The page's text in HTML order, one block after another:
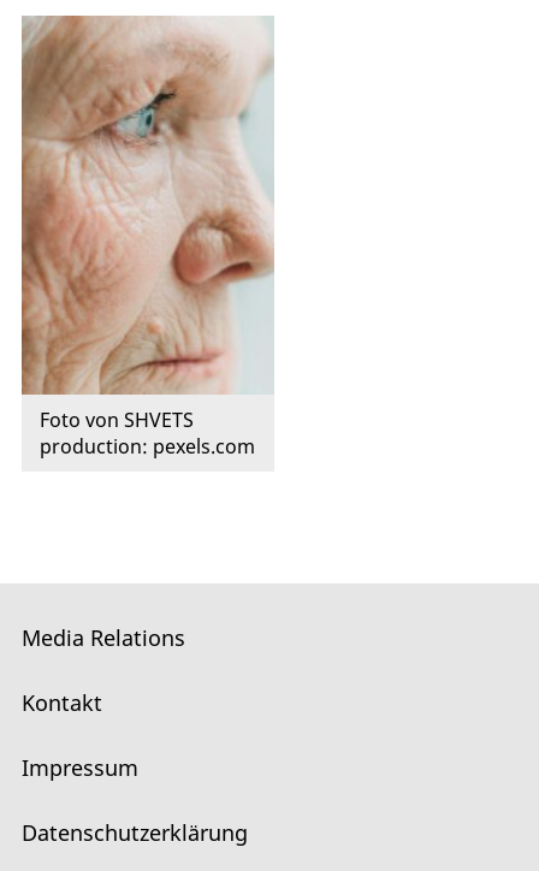
Foto von SHVETS
production: pexels.com
Media Relations
Kontakt
Impressum
Datenschutzerklärung